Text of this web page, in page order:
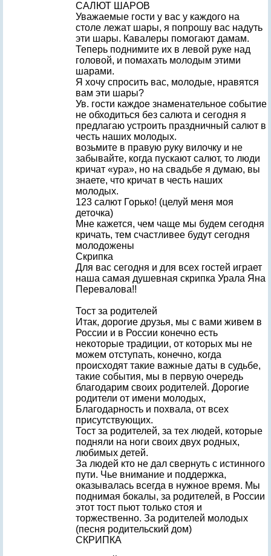
САЛЮТ ШАРОВ
Уважаемые гости у вас у каждого на
столе лежат шары, я попрошу вас надуть
эти шары. Кавалеры помогают дамам.
Теперь поднимите их в левой руке над
головой, и помахать молодым этими
шарами.
Я хочу спросить вас, молодые, нравятся
вам эти шары?
Ув. гости каждое знаменательное событие
не обходиться без салюта и сегодня я
предлагаю устроить праздничный салют в
честь наших молодых.
возьмите в правую руку вилочку и не
забывайте, когда пускают салют, то люди
кричат «ура», но на свадьбе я думаю, вы
знаете, что кричат в честь наших
молодых.
123 салют Горько! (целуй меня моя
деточка)
Мне кажется, чем чаще мы будем сегодня
кричать, тем счастливее будут сегодня
молодожены
Скрипка
Для вас сегодня и для всех гостей играет
наша самая душевная скрипка Урала Яна
Перевалова!!
Тост за родителей
Итак, дорогие друзья, мы с вами живем в
России и в России конечно есть
некоторые традиции, от которых мы не
можем отступать, конечно, когда
происходят такие важные даты в судьбе,
такие события, мы в первую очередь
благодарим своих родителей. Дорогие
родители от имени молодых,
Благодарность и похвала, от всех
присутствующих.
Тост за родителей, за тех людей, которые
подняли на ноги своих двух родных,
любимых детей.
За людей кто не дал свернуть с истинного
пути. Чье внимание и поддержка,
оказывалась всегда в нужное время. Мы
поднимая бокалы, за родителей, в России
этот тост пьют только стоя и
торжественно. За родителей молодых
(песня родительский дом)
СКРИПКА